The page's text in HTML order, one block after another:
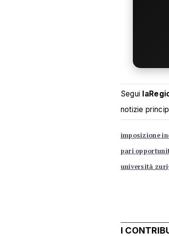
Segui
notizie
imposizione
pari
università
I